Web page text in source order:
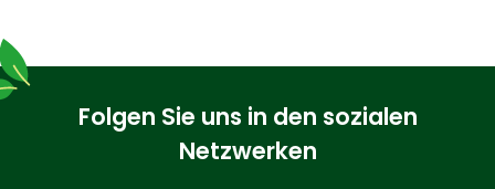
Folgen Sie uns in den sozialen
Netzwerken